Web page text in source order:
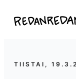
suoraan
Linda Saukko-Rauta, Redanredan Oy
piirrosvideoita
TIISTAI,